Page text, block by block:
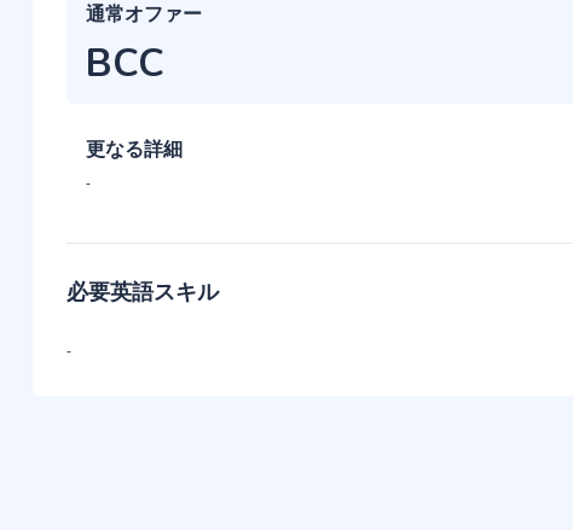
通常オファー
BCC
更なる詳細
-
必要英語スキル
-